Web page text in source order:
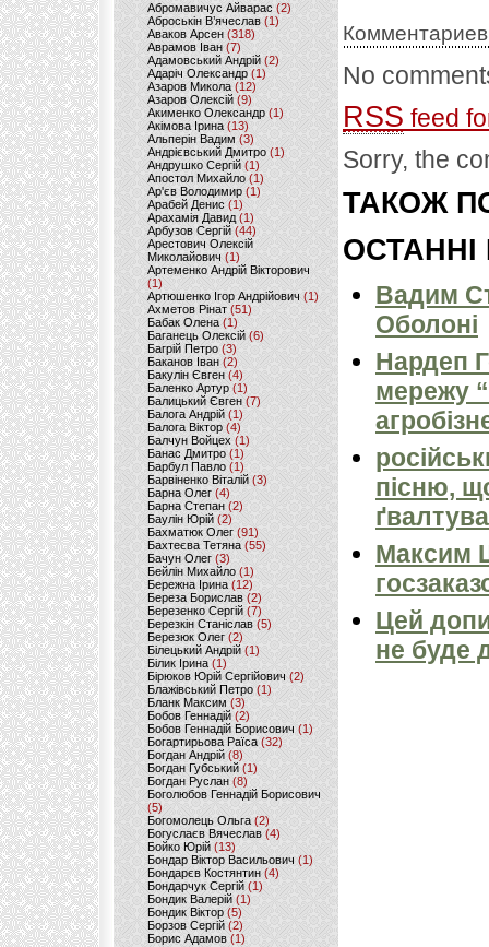
Абромавичус Айварас (2)
Аброськін В’ячеслав(1)
Аваков Арсен (318)
Аврамов Іван (7)
Адамовський Андрій(2)
Адаріч Олександр (1)
Азаров Микола (12)
Азаров Олексій (9)
Акименко Олександр(1)
Акімова Ірина(13)
Альперін Вадим (3)
Андрієвський Дмитро(1)
Андрушко Сергій(1)
Апостол Михайло(1)
Ар'єв Володимир (1)
Арабей Денис(1)
Арахамія Давид (1)
Арбузов Сергій (44)
Арестович Олексій
Миколайович(1)
Артеменко Андрій Вікторович
(1)
Артюшенко Ігор Андрійович(1)
Ахметов Рінат(51)
Бабак Олена(1)
Баганець Олексій(6)
Багрій Петро (3)
Баканов Іван(2)
Бакулін Євген (4)
Баленко Артур(1)
Балицький Євген(7)
Балога Андрій (1)
Балога Віктор (4)
Балчун Войцех (1)
Банас Дмитро (1)
Барбул Павло(1)
Барвіненко Віталій(3)
Барна Олег (4)
Барна Степан (2)
Баулін Юрій (2)
Бахматюк Олег (91)
Бахтеєва Тетяна(55)
Бачун Олег (3)
Бейлін Михайло (1)
Бережна Ірина(12)
Береза Борислав(2)
Березенко Сергій (7)
Березкін Станіслав (5)
Березюк Олег(2)
Білецький Андрій (1)
Білик Ірина (1)
Бірюков Юрій Сергійович (2)
Блажівський Петро (1)
Бланк Максим(3)
Бобов Геннадій (2)
Бобов Геннадій Борисович (1)
Богартирьова Раїса (32)
Богдан Андрій(8)
Богдан Губський (1)
Богдан Руслан(8)
Боголюбов Геннадій Борисович
(5)
Богомолець Ольга (2)
Богуслаєв Вячеслав (4)
Бойко Юрій (13)
Бондар Віктор Васильович (1)
Бондарєв Костянтин (4)
Бондарчук Сергій(1)
Бондик Валерій (1)
Бондик Віктор(5)
Борзов Сергiй (2)
Борис Адамов(1)
No
RSS feed
Sorry, the
ТАКОЖ
ОСТАННІ
Вадим
Оболоні
Нардеп
мережу
пісню,
Максим
Цей
не буде